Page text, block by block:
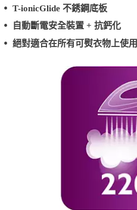
T-ionicGlide 不銹鋼底板
自動斷電安全裝置 + 抗鈣化
絕對適合在所有可熨衣物上使用